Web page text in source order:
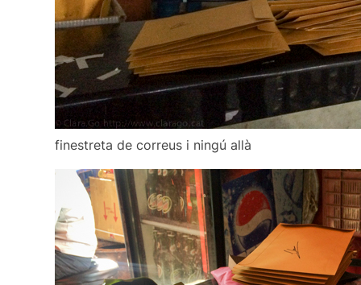
finestreta de correus i ningú allà